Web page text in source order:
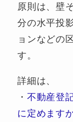
原則は、壁
分の水平投
ョンなどの
す。
詳細は、
・ 不動産登
に定めます